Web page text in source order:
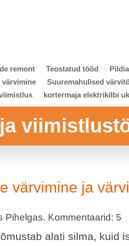
remont Teostatud tööd
värvimine
Suuremahulised
kortermaja elektrikilbi
värvimine ja
Pihelgas. Kommentaarid: 5
alati silma, kuid